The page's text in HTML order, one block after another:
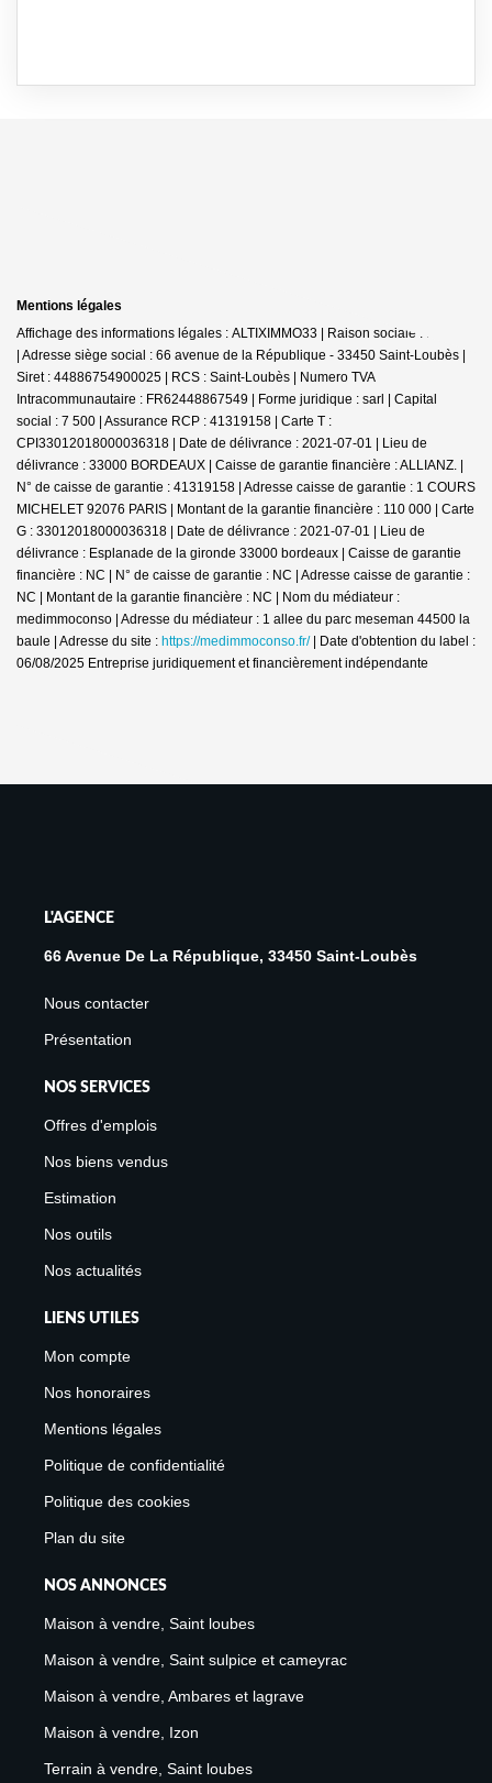
Mentions légales
Affichage des informations légales : ALTIXIMMO33 | Raison sociale : IMMAJE
| Adresse siège social : 66 avenue de la République - 33450 Saint-Loubès |
Siret : 44886754900025 | RCS : Saint-Loubès | Numero TVA
Intracommunautaire : FR62448867549 | Forme juridique : sarl | Capital
social : 7 500 | Assurance RCP : 41319158 | Carte T :
CPI33012018000036318 | Date de délivrance : 2021-07-01 | Lieu de
délivrance : 33000 BORDEAUX | Caisse de garantie financière : ALLIANZ. |
N° de caisse de garantie : 41319158 | Adresse caisse de garantie : 1 COURS
MICHELET 92076 PARIS | Montant de la garantie financière : 110 000 | Carte
G : 33012018000036318 | Date de délivrance : 2021-07-01 | Lieu de
délivrance : Esplanade de la gironde 33000 bordeaux | Caisse de garantie
financière : NC | N° de caisse de garantie : NC | Adresse caisse de garantie :
NC | Montant de la garantie financière : NC | Nom du médiateur :
medimmoconso | Adresse du médiateur : 1 allee du parc meseman 44500 la
baule | Adresse du site : https://medimmoconso.fr/| Date d'obtention du label :
06/08/2025 Entreprise juridiquement et financièrement indépendante
L'AGENCE
66 Avenue De La République, 33450 Saint-Loubès
Nous contacter
Présentation
NOS SERVICES
Offres d'emplois
Nos biens vendus
Estimation
Nos outils
Nos actualités
LIENS UTILES
Mon compte
Nos honoraires
Mentions légales
Politique de confidentialité
Politique des cookies
Plan du site
NOS ANNONCES
Maison à vendre, Saint loubes
Maison à vendre, Saint sulpice et cameyrac
Maison à vendre, Ambares et lagrave
Maison à vendre, Izon
Terrain à vendre, Saint loubes